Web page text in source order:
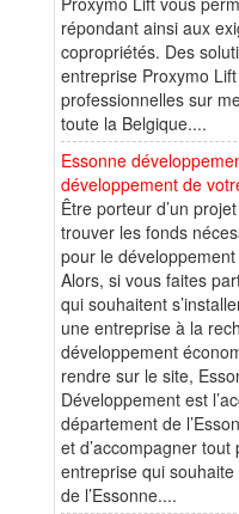
répondant ainsi aux
copropriétés. Des
entreprise Proxymo
professionnelles sur
toute la Belgique....
Essonne
développement de
Être porteur d’un
trouver les fonds
pour le
Alors, si vous faites
qui souhaitent
une entreprise à la
développement
rendre sur le site,
Développement est
département de
et d’accompagner
entreprise qui
de l’Essonne....